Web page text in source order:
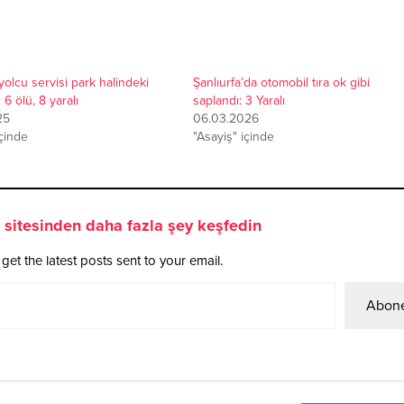
servisi park halindeki
6 ölü, 8 yaralı
Şanlıurfa’da otomobil tıra ok gibi
saplandı: 3 Yaralı
06.03.2026
"Asayiş" içinde
daha fazla şey keşfedin
the latest posts sent to your email.